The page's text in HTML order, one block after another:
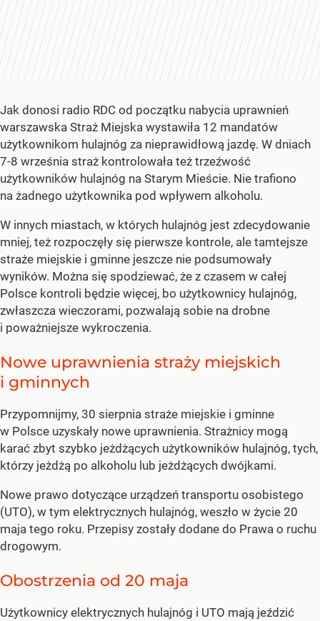
Jak donosi radio RDC od początku nabycia uprawnień
warszawska Straż Miejska wystawiła 12 mandatów
użytkownikom hulajnóg za nieprawidłową jazdę. W dniach
7-8 września straż kontrolowała też trzeźwość
użytkowników hulajnóg na Starym Mieście. Nie trafiono
na żadnego użytkownika pod wpływem alkoholu.
W innych miastach, w których hulajnóg jest zdecydowanie
mniej, też rozpoczęły się pierwsze kontrole, ale tamtejsze
straże miejskie i gminne jeszcze nie podsumowały
wyników. Można się spodziewać, że z czasem w całej
Polsce kontroli będzie więcej, bo użytkownicy hulajnóg,
zwłaszcza wieczorami, pozwalają sobie na drobne
i poważniejsze wykroczenia.
Nowe uprawnienia straży miejskich
i gminnych
Przypomnijmy, 30 sierpnia straże miejskie i gminne
w Polsce uzyskały nowe uprawnienia. Strażnicy mogą
karać zbyt szybko jeżdżących użytkowników hulajnóg, tych,
którzy jeżdżą po alkoholu lub jeżdżących dwójkami.
Nowe prawo dotyczące urządzeń transportu osobistego
(UTO), w tym elektrycznych hulajnóg, weszło w życie 20
maja tego roku. Przepisy zostały dodane do Prawa o ruchu
drogowym.
Obostrzenia od 20 maja
Użytkownicy elektrycznych hulajnóg i UTO mają jeździć